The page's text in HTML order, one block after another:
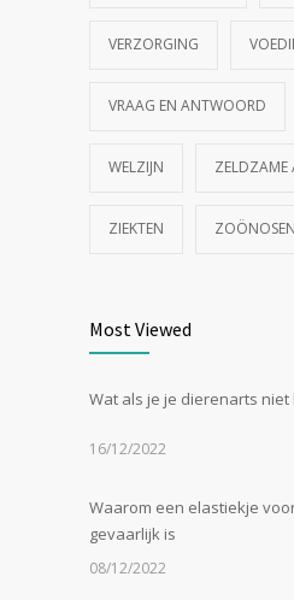
VERZORGING
VRAAG EN ANTWOORD
WELZIJN ZELDZAME
ZIEKTEN ZOÖNOSEN
Most Viewed
Wat als je je dierenarts
16/12/2022
Waarom een elastiekje
gevaarlijk is
08/12/2022